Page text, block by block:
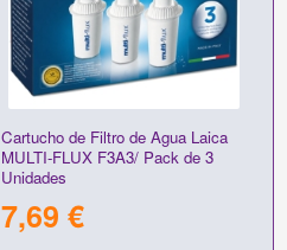
Cartucho de Filtro de Agua Laica
MULTI-FLUX F3A3/ Pack de 3
Unidades
7,69 €